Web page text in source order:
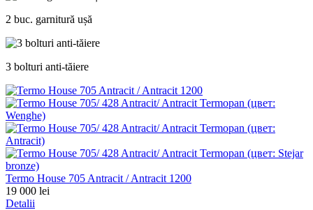
2 buc. garnitură ușă
3 bolturi anti-tăiere
Termo House 705 Antracit / Antracit 1200
19 000 lei
Detalii